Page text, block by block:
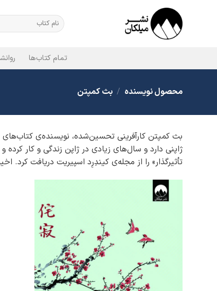
جستجو
برای:
تمام کتاب‌ها
محصول نویسنده / بث کمپتن
بث کمپتن کارآفرینی تحسین‌‌شده، نویسنده‌‌ی کتاب‌های
ژاپنی دارد و سال‌های زیادی در ژاپن زندگی و کار
تأثیرگذار» را از مجله‌‌ی کیندِرِد اسپیریت دریافت